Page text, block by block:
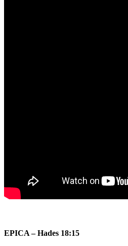
EPICA – Hades 18:15